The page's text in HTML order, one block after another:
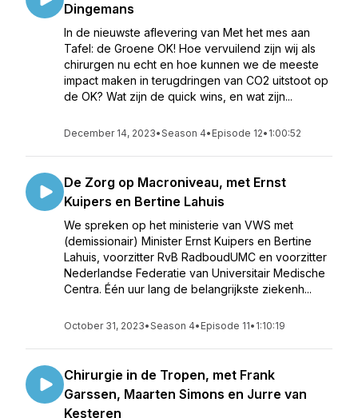
Dingemans
In de nieuwste aflevering van Met het mes aan
Tafel: de Groene OK! Hoe vervuilend zijn wij als
chirurgen nu echt en hoe kunnen we de meeste
impact maken in terugdringen van CO2 uitstoot op
de OK? Wat zijn de quick wins, en wat zijn...
December 14, 2023•Season 4• Episode 12• 1:00:52
De Zorg op Macroniveau, met Ernst
Kuipers en Bertine Lahuis
We spreken op het ministerie van VWS met
(demissionair) Minister Ernst Kuipers en Bertine
Lahuis, voorzitter RvB RadboudUMC en voorzitter
Nederlandse Federatie van Universitair Medische
Centra. Één uur lang de belangrijkste ziekenh...
October 31, 2023•Season 4• Episode 11• 1:10:19
Chirurgie in de Tropen, met Frank
Garssen, Maarten Simons en Jurre van
Kesteren